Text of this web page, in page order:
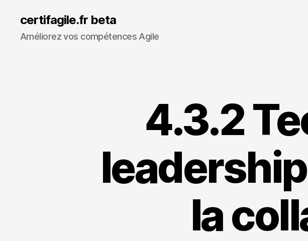
certifagile.fr beta
Améliorez vos compétences Agile
4.3.2
la